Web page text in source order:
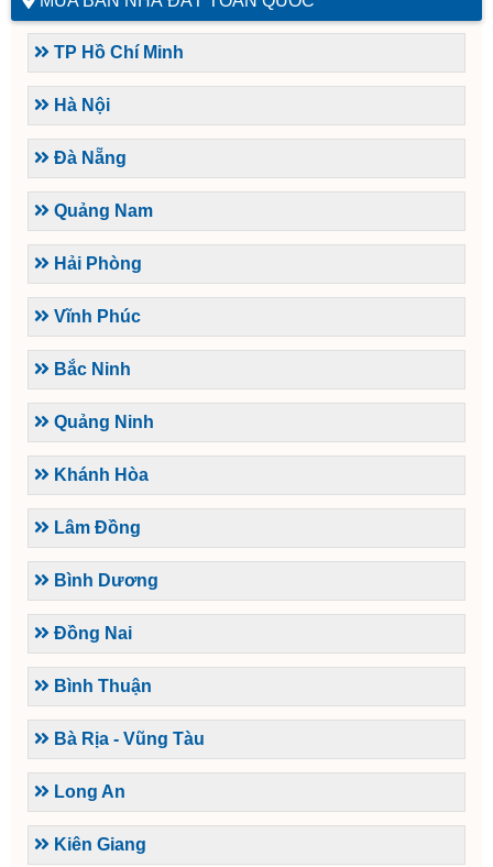
TP Hồ Chí Minh
Hà Nội
Đà Nẵng
Quảng Nam
Hải Phòng
Vĩnh Phúc
Bắc Ninh
Quảng Ninh
Khánh Hòa
Lâm Đồng
Bình Dương
Đồng Nai
Bình Thuận
Bà Rịa - Vũng Tàu
Long An
Kiên Giang